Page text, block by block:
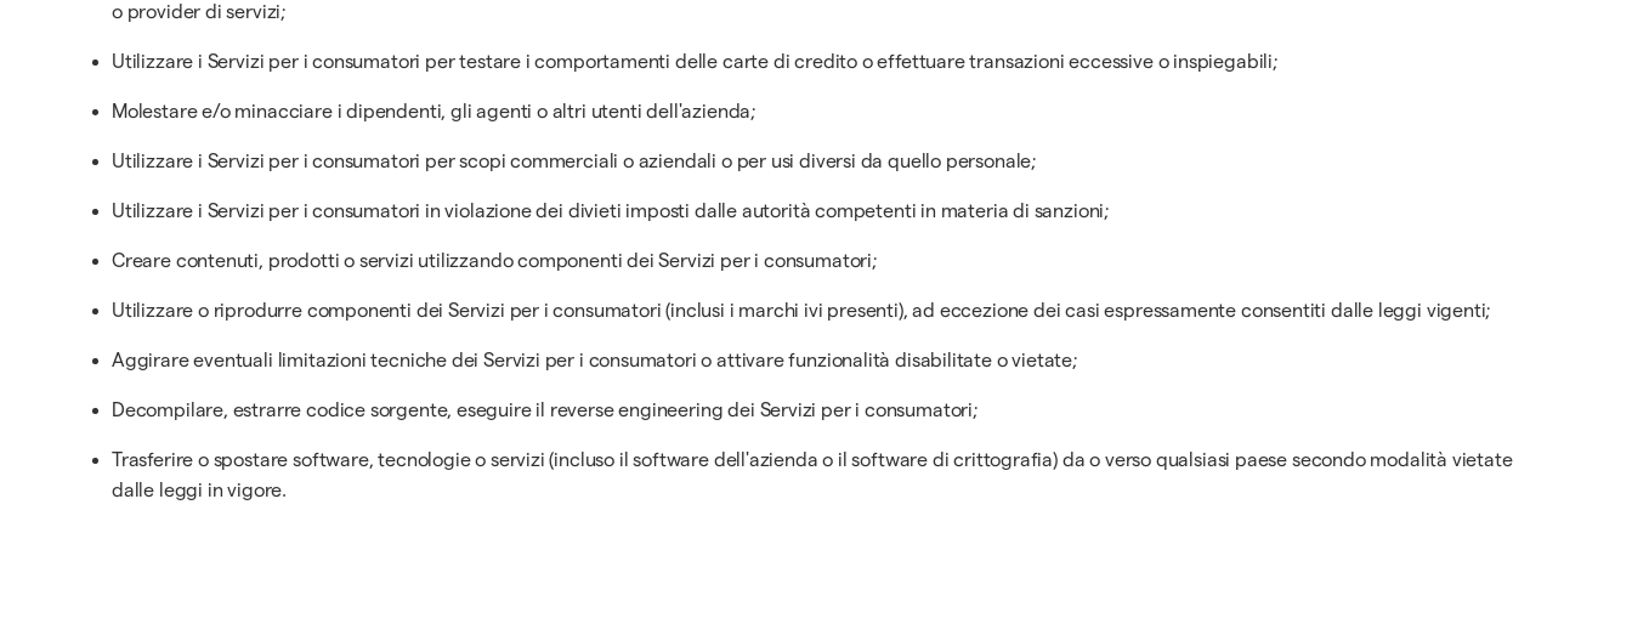
o provider di servizi;
Utilizzare i Servizi per i consumatori per testare i comportamenti delle carte di credito o effettuare transazioni eccessive o inspiegabili;
Molestare e/o minacciare i dipendenti, gli agenti o altri utenti dell'azienda;
Utilizzare i Servizi per i consumatori per scopi commerciali o aziendali o per usi diversi da quello personale;
Utilizzare i Servizi per i consumatori in violazione dei divieti imposti dalle autorità competenti in materia di sanzioni;
Creare contenuti, prodotti o servizi utilizzando componenti dei Servizi per i consumatori;
Utilizzare o riprodurre componenti dei Servizi per i consumatori (inclusi i marchi ivi presenti), ad eccezione dei casi espressamente consentiti dalle leggi vigenti;
Aggirare eventuali limitazioni tecniche dei Servizi per i consumatori o attivare funzionalità disabilitate o vietate;
Decompilare, estrarre codice sorgente, eseguire il reverse engineering dei Servizi per i consumatori;
Trasferire o spostare software, tecnologie o servizi (incluso il software dell'azienda o il software di crittografia) da o verso qualsiasi paese secondo modalità vietate
dalle leggi in vigore.